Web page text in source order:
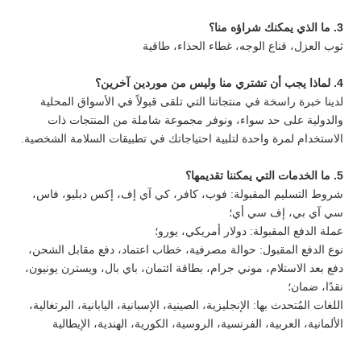
3. ما الذي يمكنك شراؤه منا؟
ثوب العزل، قناع الوجه، غطاء الحذاء، طاقية
4. لماذا يجب أن تشتري منا وليس من موردين آخرين؟
لدينا خبرة راسخة في منتجاتنا التي تلقى قبولاً في الأسواق المحلية
والدولية على حد سواء، ونوفر مجموعة شاملة من المنتجات ذات
الاستخدام لمرة واحدة لتلبية احتياجاتك في تطبيقات السلامة الشخصية.
5. ما الخدمات التي يمكننا تقديمها؟
شروط التسليم المقبولة: فوب، كافر، كي آي إف، إكس دبليو، فاس،
سي آي بي، إف سي أي؛
عملة الدفع المقبولة: دولار أمريكي، يورو؛
نوع الدفع المقبول: حوالة مصرفية، خطاب اعتماد، دفع مقابل الشحن،
دفع بعد الاستلام، موني جرام، بطاقة ائتمان، باي بال، ويسترن يونيون،
نقدًا، ضمان؛
اللغات المُتحدث بها: الإنجليزية، الصينية، الإسبانية، اليابانية، البرتغالية،
الألمانية، العربية، الفرنسية، الروسية، الكورية، الهندية، الإيطالية